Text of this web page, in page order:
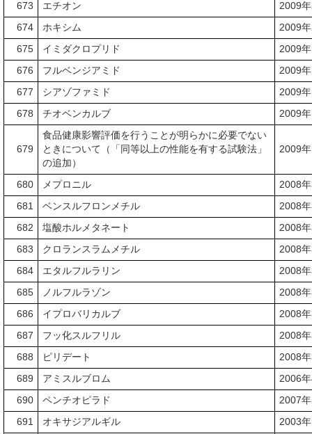
673 エチオン 2009
674 ホキシム 2009
675 イミダクロプリド 2009
676 フルベンジアミド 2009
677 シアゾファミド 2009
678 チオベンカルブ 2009
679
食品健康影響評価を行うことが明らかに必要でない
ときについて（「同等以上の性能を有する試験法」
の追加）
2009
680 メプロニル 2008
681 ベンスルフロンメチル 2008
682 塩酸ホルメタネート 2008
683 クロランスラムメチル 2008
684 エタルフルラリン 2008
685 ノルフルラゾン 2008
686 イプロバリカルブ 2008
687 フッ化スルフリル 2008
688 ピリデート 2008
689 アミスルブロム 2006
690 ペンチオピラド 2007
691 オキサジアルギル 2003